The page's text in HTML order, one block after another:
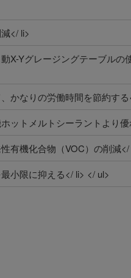
</ li>
X-Yグレージングテーブルの
かなりの労働時間を節約する
ットメルトシーラントより
有機化合物（VOC）の削減</
小限に抑える</ li> </ ul>